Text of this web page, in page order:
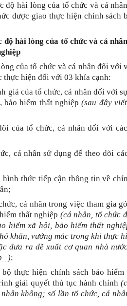
độ hài lòng của tổ chức và cá
được giao thực hiện chính sách
hài lòng của tổ chức và cá
của tổ chức và cá nhân đối với
thực hiện đối với 03 khía cạnh:
giá của tổ chức, cá nhân đối với
bảo hiểm thất nghiệp(sau đây
của tổ chức, cá nhân đối với
cá nhân sử dụng để theo dõi
thức tiếp cận thông tin về
cá nhân trong việc tham gia
thất nghiệp (cá nhân, tổ chức
hiểm xã hội, bảo hiểm thất
khăn, vướng mắc trong khi thực
đưa ra đề xuất cơ quan nhà
....);
thực hiện chính sách bảo
giải quyết thủ tục hành chính
không; số lần tổ chức, cá